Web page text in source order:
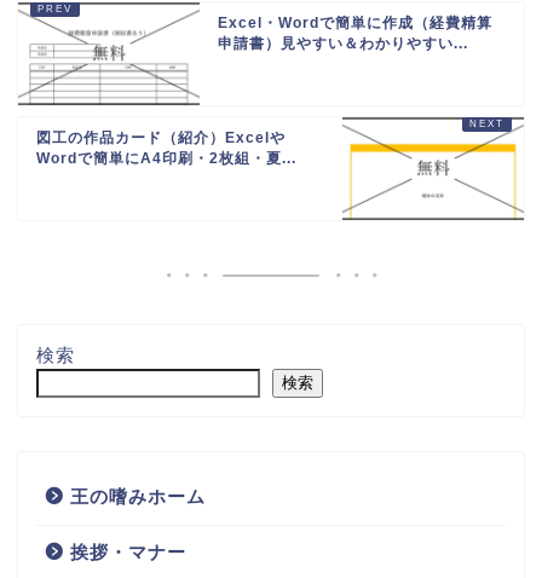
Excel・Wordで簡単に作成（経費精算
申請書）見やすい＆わかりやすい...
図工の作品カード（紹介）Excelや
Wordで簡単にA4印刷・2枚組・夏...
検索
検索
王の嗜みホーム
挨拶・マナー